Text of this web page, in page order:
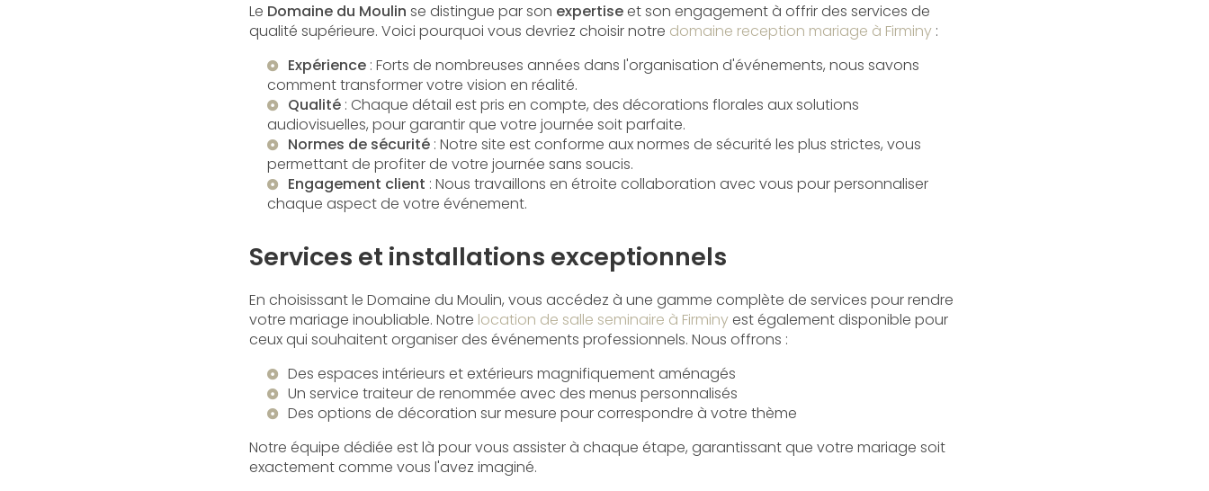
Le Domaine du Moulin se distingue par son expertiseet son engagement à offrir des services de
qualité supérieure. Voici pourquoi vous devriez choisir notre domaine reception mariage à Firminy :
Expérience : Forts de nombreuses années dans l'organisation d'événements, nous savons
comment transformer votre vision en réalité.
Qualité : Chaque détail est pris en compte, des décorations florales aux solutions
audiovisuelles, pour garantir que votre journée soit parfaite.
Normes de sécurité : Notre site est conforme aux normes de sécurité les plus strictes, vous
permettant de profiter de votre journée sans soucis.
Engagement client : Nous travaillons en étroite collaboration avec vous pour personnaliser
chaque aspect de votre événement.
Services et installations exceptionnels
En choisissant le Domaine du Moulin, vous accédez à une gamme complète de services pour rendre
votre mariage inoubliable. Notre location de salle seminaire à Firminyest également disponible pour
ceux qui souhaitent organiser des événements professionnels. Nous offrons :
Des espaces intérieurs et extérieurs magnifiquement aménagés
Un service traiteur de renommée avec des menus personnalisés
Des options de décoration sur mesure pour correspondre à votre thème
Notre équipe dédiée est là pour vous assister à chaque étape, garantissant que votre mariage soit
exactement comme vous l'avez imaginé.